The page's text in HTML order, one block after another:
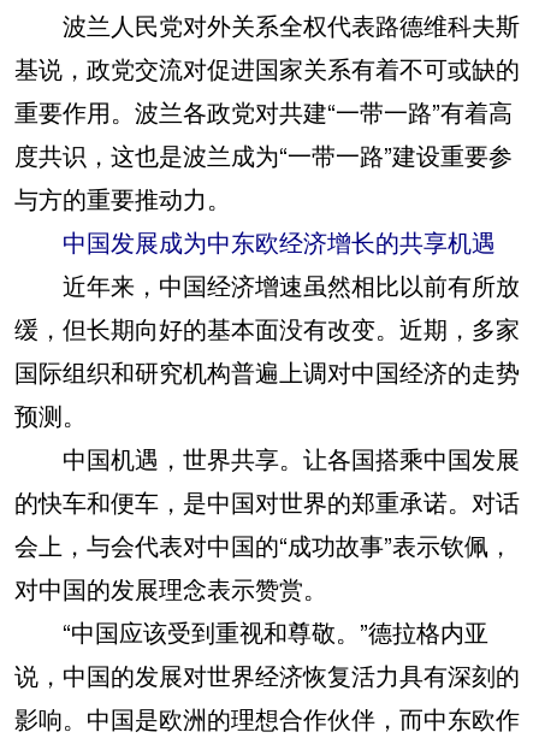
波兰人民党对外关系全权代表路德维科夫斯
基说，政党交流对促进国家关系有着不可或缺的
重要作用。波兰各政党对共建“一带一路”有着高
度共识，这也是波兰成为“一带一路”建设重要参
与方的重要推动力。
中国发展成为中东欧经济增长的共享机遇
近年来，中国经济增速虽然相比以前有所放
缓，但长期向好的基本面没有改变。近期，多家
国际组织和研究机构普遍上调对中国经济的走势
预测。
中国机遇，世界共享。让各国搭乘中国发展
的快车和便车，是中国对世界的郑重承诺。对话
会上，与会代表对中国的“成功故事”表示钦佩，
对中国的发展理念表示赞赏。
“中国应该受到重视和尊敬。”德拉格内亚
说，中国的发展对世界经济恢复活力具有深刻的
影响。中国是欧洲的理想合作伙伴，而中东欧作